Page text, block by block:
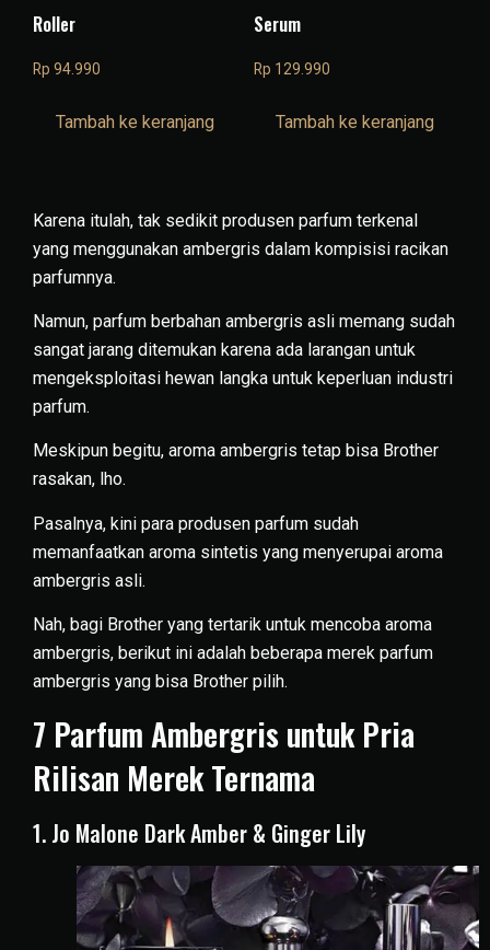
Roller
Rp 94.990
Tambah ke keranjang
Serum
Rp 129.990
Tambah ke keranjang
Karena itulah, tak sedikit produsen parfum terkenal
yang menggunakan ambergris dalam kompisisi racikan
parfumnya.
Namun, parfum berbahan ambergris asli memang sudah
sangat jarang ditemukan karena ada larangan untuk
mengeksploitasi hewan langka untuk keperluan industri
parfum.
Meskipun begitu, aroma ambergris tetap bisa Brother
rasakan, lho.
Pasalnya, kini para produsen parfum sudah
memanfaatkan aroma sintetis yang menyerupai aroma
ambergris asli.
Nah, bagi Brother yang tertarik untuk mencoba aroma
ambergris, berikut ini adalah beberapa merek parfum
ambergris yang bisa Brother pilih.
7 Parfum Ambergris untuk Pria
Rilisan Merek Ternama
1. Jo Malone Dark Amber & Ginger Lily